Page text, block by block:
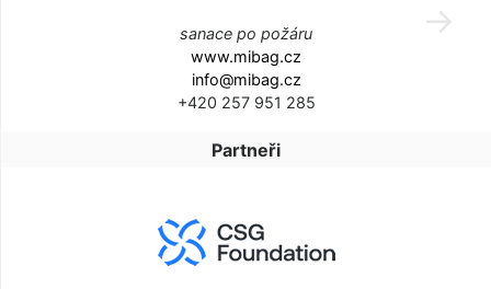
sanace po požáru
www.mibag.cz
info@mibag.cz
+420 257 951 285
Partneři